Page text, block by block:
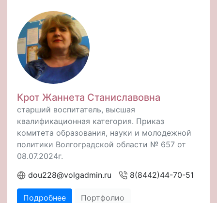
Крот Жаннета Станиславовна
старший воспитатель, высшая
квалификационная категория. Приказ
комитета образования, науки и молодежной
политики Волгоградской области № 657 от
08.07.2024г.
dou228@volgadmin.ru
8(8442)44-70-51
Подробнее
Портфолио